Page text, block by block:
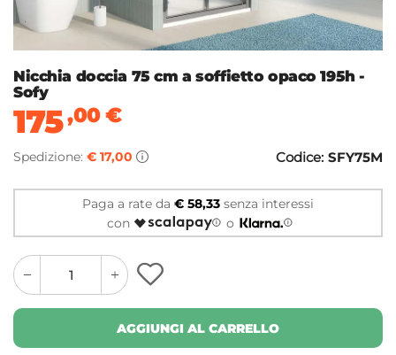
Nicchia doccia 75 cm a soffietto opaco 195h -
Sofy
175,00€
Spedizione: € 17,00 Codice: SFY75M
Paga a rate da € 58,33 senza interessi
con
o
quantity
button
quantity
minus
button
AGGIUNGI AL CARRELLO